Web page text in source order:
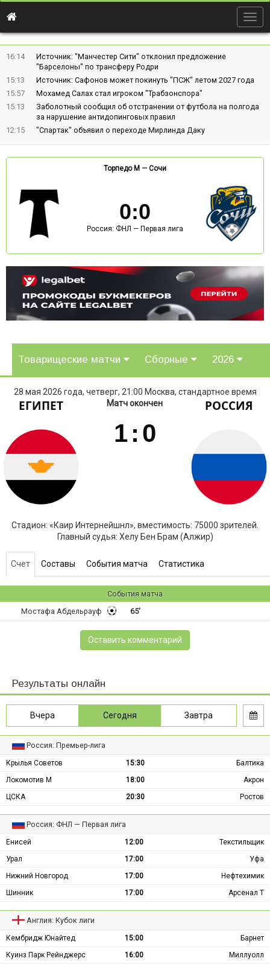
16:14
Источник: "Манчестер Сити" отклонил предложение
"Барселоны" по трансферу Родри
15:13
Источник: Сафонов может покинуть "ПСЖ" летом 2027 года
15:57
Мохамед Салах стал игроком "Трабзонспора"
15:13
Заболотный сообщил об отстранении от футбола на полгода
за нарушение антидопинговых правил
12:15
"Спартак" объявил о переходе Мирлинда Даку
Торпедо М — Сочи
0:0
Россия: ФНЛ — Первая лига
Товарищеские матчи Сборные 2026
28 мая 2026 года, четверг, 21:00 Москва, стандартное время
ЕГИПЕТ Матч окончен
1: 0
РОССИЯ
Стадион: «Каир Интернейшнл», вместимость: 75000 зрителей.
Главный судья: Хелу Бен Брам (Алжир)
Счет Составы События матча Статистика
События матча
65'
Мостафа Абдельрауф
Оставить комментарий
Результаты онлайн
Вчера Сегодня Завтра
Россия: Премьер-лига
Крылья Советов 15:30
Балтика
Локомотив М
18:00
Акрон
ЦСКА
20:30 Ростов
Россия: ФНЛ — Первая лига
Енисей 12:00
Текстильщик
Урал
17:00
Уфа
Нижний Новгород
17:00
Нефтехимик
Шинник
17:00 Арсенал Т
Англия: Кубок лиги
Кембридж Юнайтед 15:00
Барнет
Куинз Парк Рейнджерс
16:00
Миллуолл